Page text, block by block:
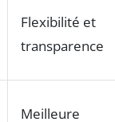
Flexibilité et
transparence
Meilleure